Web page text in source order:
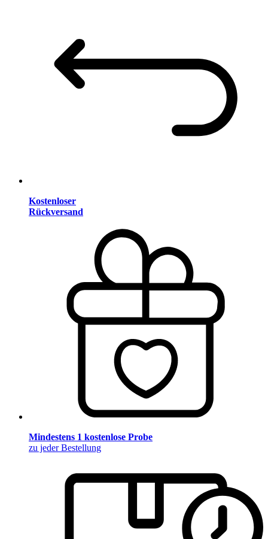
Kostenloser
Rückversand
Mindestens 1 kostenlose Probe
zu jeder Bestellung